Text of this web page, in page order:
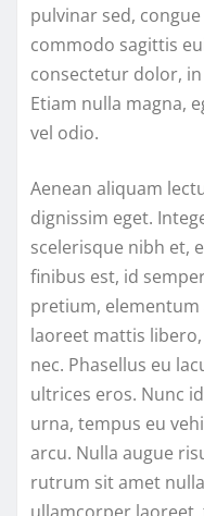
pulvinar sed,
commodo sagittis
consectetur dolor,
Etiam nulla magna,
vel odio.
Aenean aliquam
dignissim eget.
scelerisque nibh et,
finibus est, id
pretium, elementum
laoreet mattis
nec. Phasellus eu
ultrices eros. Nunc
urna, tempus eu
arcu. Nulla augue
rutrum sit amet